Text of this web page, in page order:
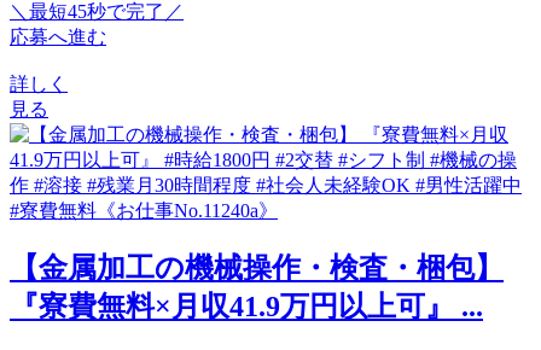
＼最短45秒で完了／
応募へ進む
詳しく
見る
【金属加工の機械操作・検査・梱包】
『寮費無料×月収41.9万円以上可』 ...